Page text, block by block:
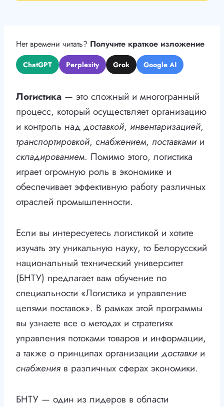
Нет времени читать? Получите краткое изложение
ChatGPT Perplexity Grok Google AI
Логистика — это сложный и многогранный
процесс, который осуществляет организацию
и контроль над доставкой, инвентаризацией,
транспортировкой, снабжением, поставками и
складированием. Помимо этого, логистика
играет огромную роль в экономике и
обеспечивает эффективную работу различных
отраслей промышленности.
Если вы интересуетесь логистикой и хотите
изучать эту уникальную науку, то Белорусский
национальный технический университет
(БНТУ) предлагает вам обучение по
специальности «Логистика и управление
цепями поставок». В рамках этой программы
вы узнаете все о методах и стратегиях
управления потоками товаров и информации,
а также о принципах организации доставки и
снабжения в различных сферах экономики.
БНТУ — один из лидеров в области